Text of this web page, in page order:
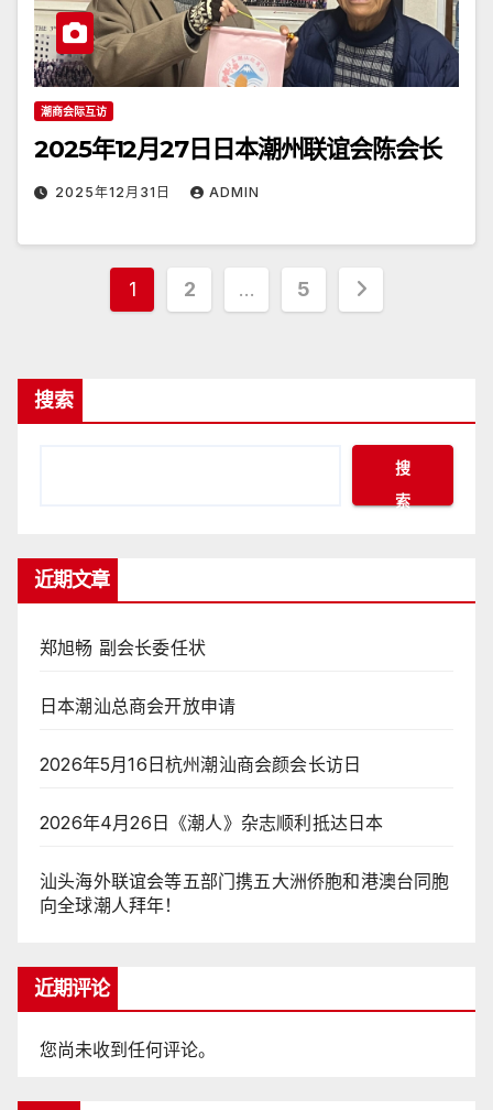
潮商会际互访
2025年12月27日日本潮州联谊会陈会长
2025年12月31日 ADMIN
文
页
1 2 … 5
搜索
搜
索
近期文章
郑旭畅 副会长委任状
日本潮汕总商会开放申请
2026年5月16日杭州潮汕商会颜会长访日
2026年4月26日《潮人》杂志顺利抵达日本
汕头海外联谊会等五部门携五大洲侨胞和港澳台同胞
向全球潮人拜年！
近期评论
您尚未收到任何评论。